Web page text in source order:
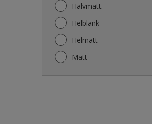
Halvmatt
Helblank
Helmatt
Matt